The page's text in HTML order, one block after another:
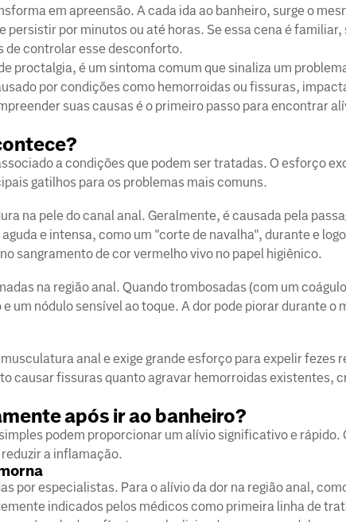
em apreensão. A cada ida ao banheiro, surge o
persistir por minutos ou até horas. Se essa cena é familiar,
de controlar esse desconforto.
proctalgia, é um sintoma comum que sinaliza um
por condições como hemorroidas ou fissuras,
suas causas é o primeiro passo para encontrar
a condições que podem ser tratadas. O esforço
gatilhos para os problemas mais comuns.
na pele do canal anal. Geralmente, é causada pela
e intensa, como um "corte de navalha", durante e
sangramento de cor vermelho vivo no papel higiênico.
na região anal. Quando trombosadas (com um
um nódulo sensível ao toque. A dor pode piorar durante o
anal e exige grande esforço para expelir fezes
causar fissuras quanto agravar hemorroidas existentes,
após ir ao banheiro?
podem proporcionar um alívio significativo e rápido.
a inflamação.
por especialistas. Para o alívio da dor na região anal,
indicados pelos médicos como primeira linha de